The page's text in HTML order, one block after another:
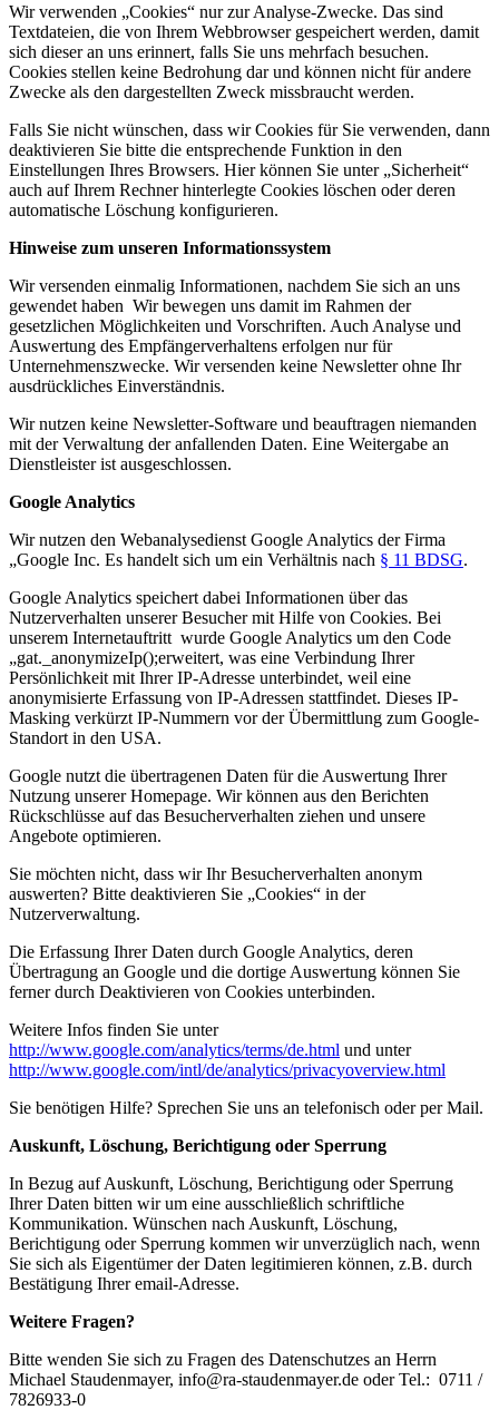
Wir verwenden „Cookies“ nur zur Analyse-Zwecke. Das sind
Textdateien, die von Ihrem Webbrowser gespeichert werden, damit
sich dieser an uns erinnert, falls Sie uns mehrfach besuchen.
Cookies stellen keine Bedrohung dar und können nicht für andere
Zwecke als den dargestellten Zweck missbraucht werden.
Falls Sie nicht wünschen, dass wir Cookies für Sie verwenden, dann
deaktivieren Sie bitte die entsprechende Funktion in den
Einstellungen Ihres Browsers. Hier können Sie unter „Sicherheit“
auch auf Ihrem Rechner hinterlegte Cookies löschen oder deren
automatische Löschung konfigurieren.
Hinweise zum unseren Informationssystem
Wir versenden einmalig Informationen, nachdem Sie sich an uns
gewendet haben Wir bewegen uns damit im Rahmen der
gesetzlichen Möglichkeiten und Vorschriften. Auch Analyse und
Auswertung des Empfängerverhaltens erfolgen nur für
Unternehmenszwecke. Wir versenden keine Newsletter ohne Ihr
ausdrückliches Einverständnis.
Wir nutzen keine Newsletter-Software und beauftragen niemanden
mit der Verwaltung der anfallenden Daten. Eine Weitergabe an
Dienstleister ist ausgeschlossen.
Google Analytics
Wir nutzen den Webanalysedienst Google Analytics der Firma
„Google Inc. Es handelt sich um ein Verhältnis nach § 11 BDSG.
Google Analytics speichert dabei Informationen über das
Nutzerverhalten unserer Besucher mit Hilfe von Cookies. Bei
unserem Internetauftritt wurde Google Analytics um den Code
„gat._anonymizeIp();erweitert, was eine Verbindung Ihrer
Persönlichkeit mit Ihrer IP-Adresse unterbindet, weil eine
anonymisierte Erfassung von IP-Adressen stattfindet. Dieses IP-
Masking verkürzt IP-Nummern vor der Übermittlung zum Google-
Standort in den USA.
Google nutzt die übertragenen Daten für die Auswertung Ihrer
Nutzung unserer Homepage. Wir können aus den Berichten
Rückschlüsse auf das Besucherverhalten ziehen und unsere
Angebote optimieren.
Sie möchten nicht, dass wir Ihr Besucherverhalten anonym
auswerten? Bitte deaktivieren Sie „Cookies“ in der
Nutzerverwaltung.
Die Erfassung Ihrer Daten durch Google Analytics, deren
Übertragung an Google und die dortige Auswertung können Sie
ferner durch Deaktivieren von Cookies unterbinden.
Weitere Infos finden Sie unter
http://www.google.com/analytics/terms/de.html und unter
http://www.google.com/intl/de/analytics/privacyoverview.html
Sie benötigen Hilfe? Sprechen Sie uns an telefonisch oder per Mail.
Auskunft, Löschung, Berichtigung oder Sperrung
In Bezug auf Auskunft, Löschung, Berichtigung oder Sperrung
Ihrer Daten bitten wir um eine ausschließlich schriftliche
Kommunikation. Wünschen nach Auskunft, Löschung,
Berichtigung oder Sperrung kommen wir unverzüglich nach, wenn
Sie sich als Eigentümer der Daten legitimieren können, z.B. durch
Bestätigung Ihrer email-Adresse.
Weitere Fragen?
Bitte wenden Sie sich zu Fragen des Datenschutzes an Herrn
Michael Staudenmayer, info@ra-staudenmayer.de oder Tel.: 0711 /
7826933-0